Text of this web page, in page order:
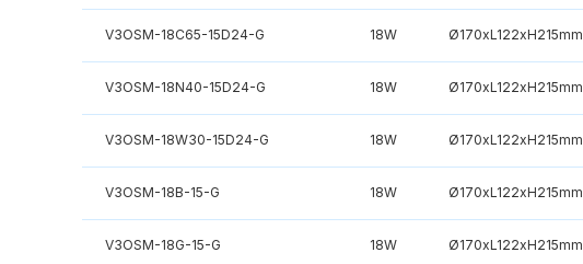
V3OSM-18C65-15D24-G 18W Ø170xL122xH215mm
V3OSM-18N40-15D24-G 18W Ø170xL122xH215mm
V3OSM-18W30-15D24-G 18W Ø170xL122xH215mm
V3OSM-18B-15-G 18W Ø170xL122xH215mm
V3OSM-18G-15-G 18W Ø170xL122xH215mm